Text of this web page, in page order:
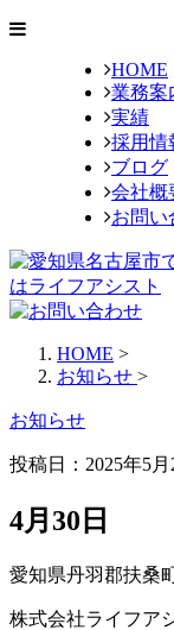
HOME
業務案
実績
採用情
ブログ
会社概
お問い
HOME >
お知らせ >
お知らせ
投稿日：2025年5月
4月30日
愛知県丹羽郡扶桑
株式会社ライフア